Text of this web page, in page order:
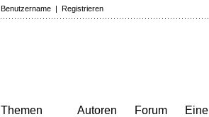
Benutzername | Registrieren
Themen
Autoren
Forum